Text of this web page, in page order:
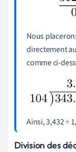
Nous
directement
comme ci-
Ainsi, 3,432 ÷
Division des